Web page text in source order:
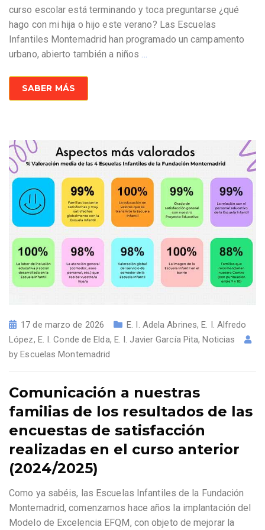
curso escolar está terminando y toca preguntarse ¿qué
hago con mi hija o hijo este verano? Las Escuelas
Infantiles Montemadrid han programado un campamento
urbano, abierto también a niños…
SABER MÁS
17 de marzo de 2026 E. I. Adela Abrines,E. I. Alfredo
López, E. I. Conde de Elda, E. I. Javier García Pita,Noticias
byEscuelas Montemadrid
Comunicación a nuestras
familias de los resultados de las
encuestas de satisfacción
realizadas en el curso anterior
(2024/2025)
Como ya sabéis, las Escuelas Infantiles de la Fundación
Montemadrid, comenzamos hace años la implantación del
Modelo de Excelencia EFQM, con objeto de mejorar la